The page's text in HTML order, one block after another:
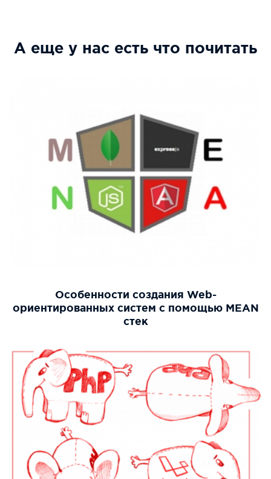
А еще у нас есть что почитать
Особенности создания Web-
ориентированных систем с помощью MEAN
стек